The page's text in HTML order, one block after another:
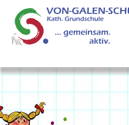
Skip to main navigation
Zum Hauptinhalt springen
Skip to page footer